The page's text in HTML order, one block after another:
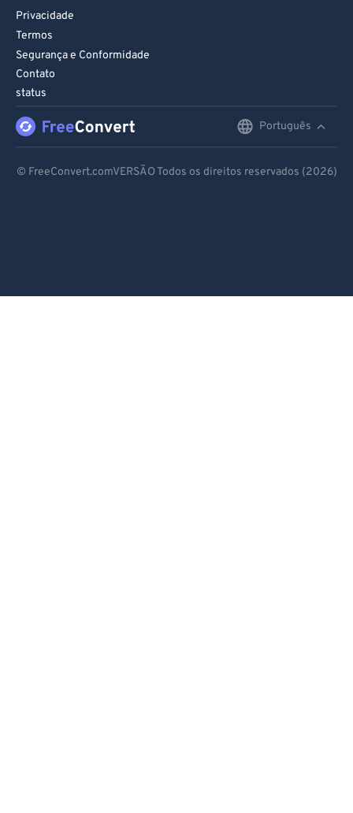
Privacidade
Termos
Segurança e Conformidade
Contato
status
Português
© FreeConvert.comVERSÃO Todos os direitos reservados (2026)